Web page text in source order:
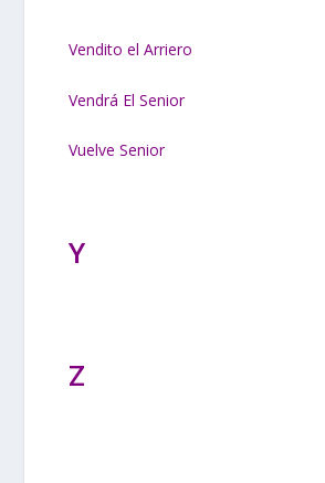
Vendito el Arriero
Vendrá El Senior
Vuelve Senior
Y
Z